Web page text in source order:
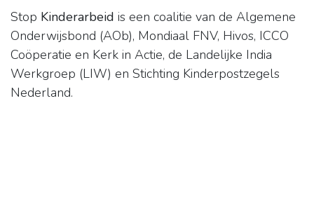
Stop Kinderarbeid is een coalitie van de Algemene
Onderwijsbond (AOb), Mondiaal FNV, Hivos, ICCO
Coöperatie en Kerk in Actie, de Landelijke India
Werkgroep (LIW) en Stichting Kinderpostzegels
Nederland.